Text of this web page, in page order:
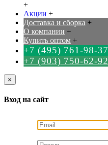
+
Акции +
Доставка и сборка +
О компании +
Купить оптом +
+7 (495) 761-98-37
+7 (903) 750-62-92
×
Вход на сайт